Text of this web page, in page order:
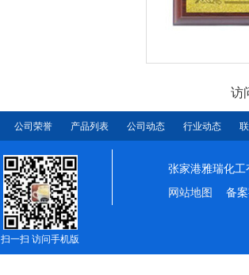
访
公司荣誉 产品列表 公司动态 行业动态
扫一扫 访问手机版
张家港雅瑞化工
网站地图
备